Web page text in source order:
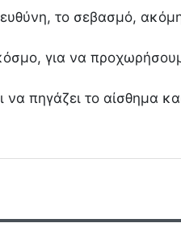
το σεβασμό, ακόμη
για να
πηγάζει το αίσθημα